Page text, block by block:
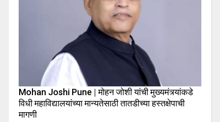
Mohan Joshi Pune | मोहन जोशी यांची मुख्यमंत्र्यांकडे
विधी महाविद्यालयांच्या मान्यतेसाठी तातडीच्या हस्तक्षेपाची
मागणी